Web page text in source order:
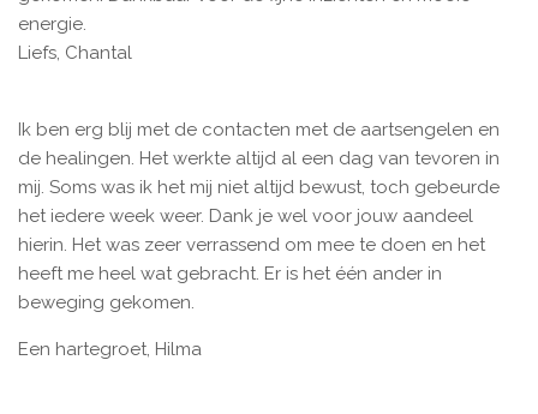
energie.
Liefs, Chantal
Ik ben erg blij met de contacten met de aartsengelen en
de healingen. Het werkte altijd al een dag van tevoren in
mij. Soms was ik het mij niet altijd bewust, toch gebeurde
het iedere week weer. Dank je wel voor jouw aandeel
hierin. Het was zeer verrassend om mee te doen en het
heeft me heel wat gebracht. Er is het één ander in
beweging gekomen.
Een hartegroet, Hilma